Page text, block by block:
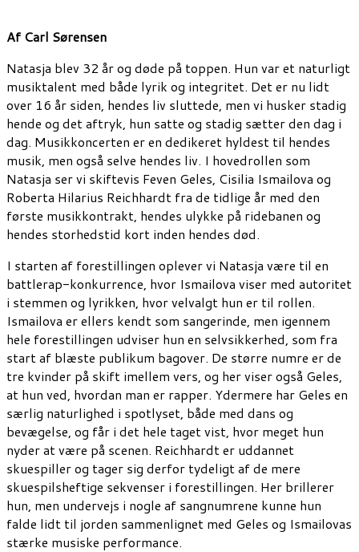
Af Carl Sørensen
Natasja blev 32 år og døde på toppen. Hun var et naturligt
musiktalent med både lyrik og integritet. Det er nu lidt
over 16 år siden, hendes liv sluttede, men vi husker stadig
hende og det aftryk, hun satte og stadig sætter den dag i
dag. Musikkoncerten er en dedikeret hyldest til hendes
musik, men også selve hendes liv. I hovedrollen som
Natasja ser vi skiftevis Feven Geles, Cisilia Ismailova og
Roberta Hilarius Reichhardt fra de tidlige år med den
første musikkontrakt, hendes ulykke på ridebanen og
hendes storhedstid kort inden hendes død.
I starten af forestillingen oplever vi Natasja være til en
battlerap-konkurrence, hvor Ismailova viser med autoritet
i stemmen og lyrikken, hvor velvalgt hun er til rollen.
Ismailova er ellers kendt som sangerinde, men igennem
hele forestillingen udviser hun en selvsikkerhed, som fra
start af blæste publikum bagover. De større numre er de
tre kvinder på skift imellem vers, og her viser også Geles,
at hun ved, hvordan man er rapper. Ydermere har Geles en
særlig naturlighed i spotlyset, både med dans og
bevægelse, og får i det hele taget vist, hvor meget hun
nyder at være på scenen. Reichhardt er uddannet
skuespiller og tager sig derfor tydeligt af de mere
skuespilsheftige sekvenser i forestillingen. Her brillerer
hun, men undervejs i nogle af sangnumrene kunne hun
falde lidt til jorden sammenlignet med Geles og Ismailovas
stærke musiske performance.